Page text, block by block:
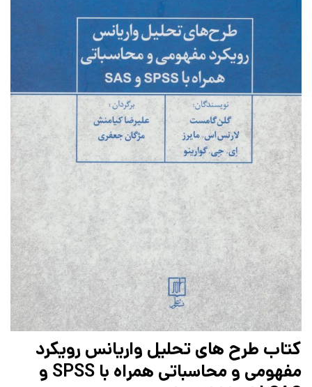
کتاب طرح های تحلیل واریانس رویکرد
مفهومی و محاسباتی همراه با SPSS و